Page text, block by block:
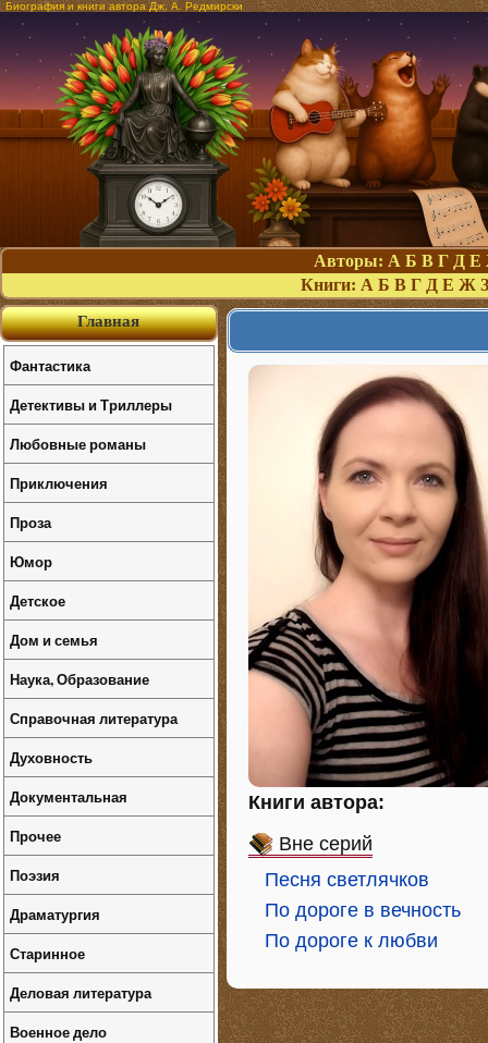
Биография и книги автора Дж. А. Редмирски
Авторы: А Б В Г Д Е
Книги: А Б В Г Д Е Ж З
Книги автора:
Вне серий
Песня светлячков
По дороге в вечность
По дороге к любви
Главная
Фантастика
Детективы и Триллеры
Любовные романы
Приключения
Проза
Юмор
Детское
Дом и семья
Наука, Образование
Справочная литература
Духовность
Документальная
Прочее
Поэзия
Драматургия
Старинное
Деловая литература
Военное дело